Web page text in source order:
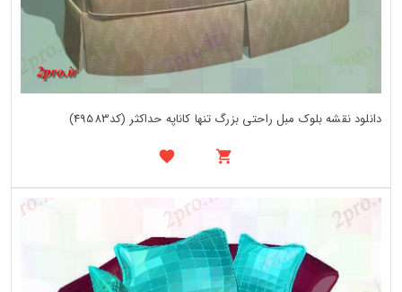
دانلود نقشه بلوک مبل راحتی بزرگ تنها کاناپه حداکثر (کد49583)